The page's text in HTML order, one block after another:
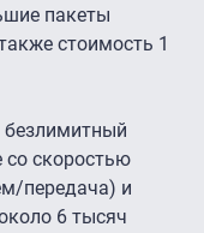
пакеты
стоимость 1
безлимитный
со скоростью
передача) и
6 тысяч